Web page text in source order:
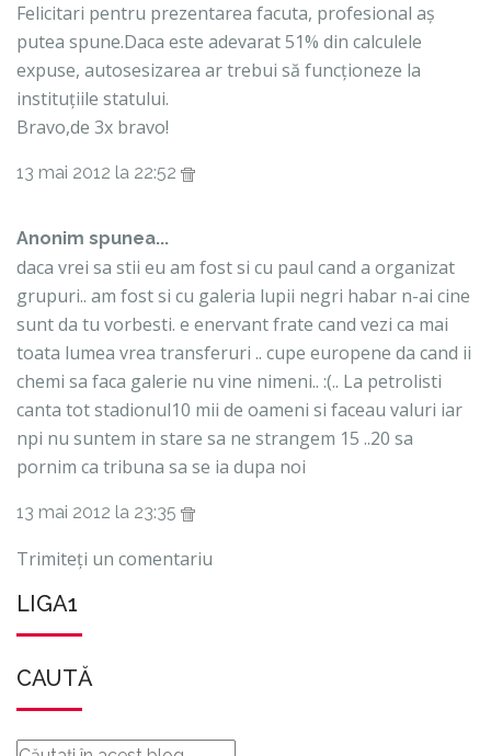
Felicitari pentru prezentarea facuta, profesional aș
putea spune.Daca este adevarat 51% din calculele
expuse, autosesizarea ar trebui să funcționeze la
instituțiile statului.
Bravo,de 3x bravo!
13 mai 2012 la 22:52
Anonim spunea...
daca vrei sa stii eu am fost si cu paul cand a organizat
grupuri.. am fost si cu galeria lupii negri habar n-ai cine
sunt da tu vorbesti. e enervant frate cand vezi ca mai
toata lumea vrea transferuri .. cupe europene da cand ii
chemi sa faca galerie nu vine nimeni.. :(.. La petrolisti
canta tot stadionul10 mii de oameni si faceau valuri iar
npi nu suntem in stare sa ne strangem 15 ..20 sa
pornim ca tribuna sa se ia dupa noi
13 mai 2012 la 23:35
Trimiteți un comentariu
LIGA1
CAUTĂ